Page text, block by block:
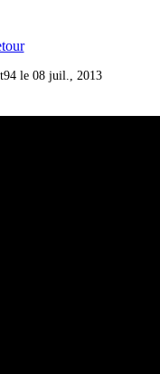
le 08 juil., 2013